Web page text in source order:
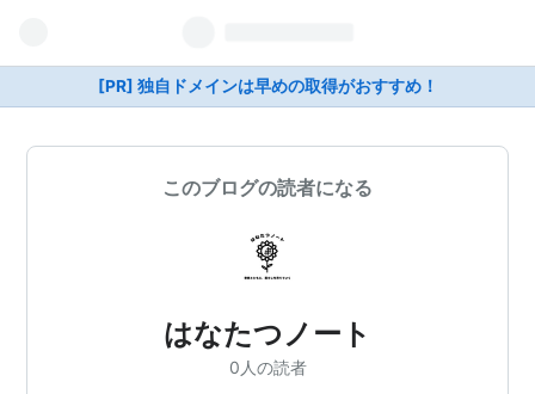
[PR] 独自ドメインは早めの取得がおすすめ！
このブログの読者になる
はなたつノート
0人の読者